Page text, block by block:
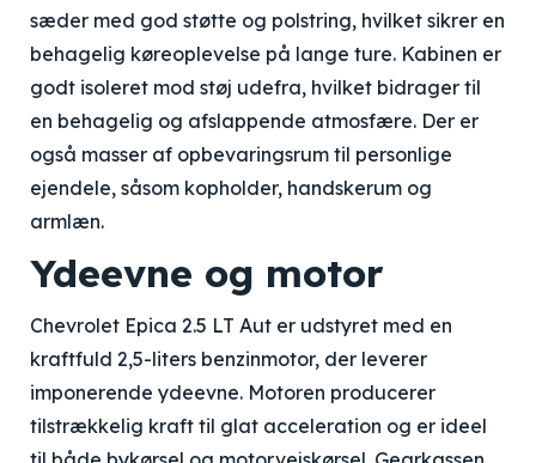
sæder med god støtte og polstring, hvilket sikrer en
behagelig køreoplevelse på lange ture. Kabinen er
godt isoleret mod støj udefra, hvilket bidrager til
en behagelig og afslappende atmosfære. Der er
også masser af opbevaringsrum til personlige
ejendele, såsom kopholder, handskerum og
armlæn.
Ydeevne og motor
Chevrolet Epica 2.5 LT Aut er udstyret med en
kraftfuld 2,5-liters benzinmotor, der leverer
imponerende ydeevne. Motoren producerer
tilstrækkelig kraft til glat acceleration og er ideel